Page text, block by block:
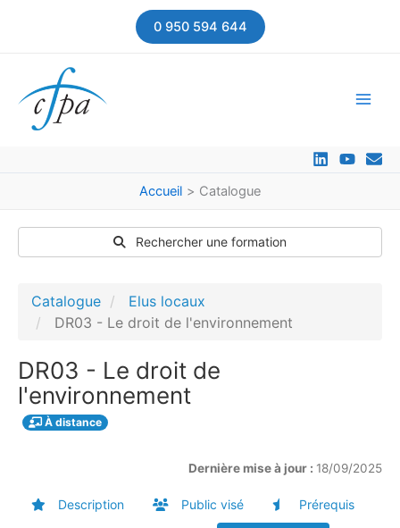
0 950 594 644
Accueil Catalogue
Rechercher une formation
Catalogue
Elus locaux
DR03 - Le droit de l'environnement
DR03 - Le droit de
l'environnement
À distance
Dernière mise à jour : 18/09/2025
Description Public visé Prérequis